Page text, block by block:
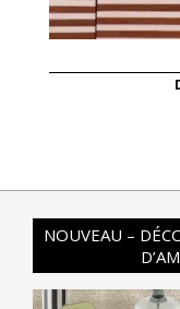
NOUVEAU –